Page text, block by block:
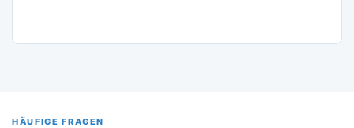
HÄUFIGE FRAGEN